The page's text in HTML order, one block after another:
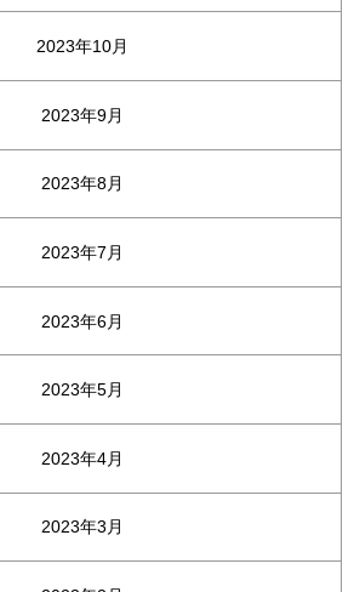
2023年10月
2023年9月
2023年8月
2023年7月
2023年6月
2023年5月
2023年4月
2023年3月